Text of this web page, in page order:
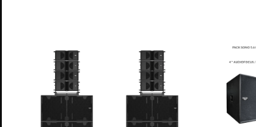
ACTUALITÉ
CATALOGUE
SON